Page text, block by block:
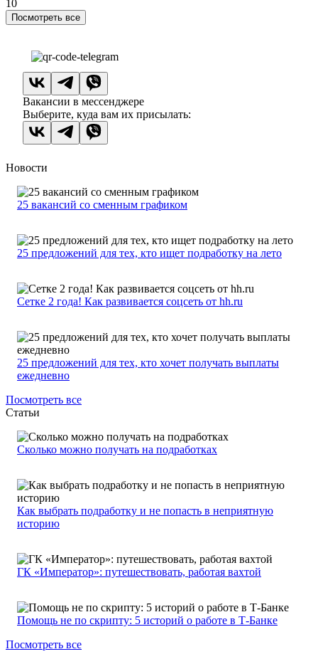
10
Посмотреть все
Вакансии в мессенджере
Выберите, куда вам их присылать:
Новости
25 вакансий со сменным графиком
25 предложений для тех, кто ищет подработку на лето
Сетке 2 года! Как развивается соцсеть от hh.ru
25 предложений для тех, кто хочет получать выплаты
ежедневно
Посмотреть все
Статьи
Сколько можно получать на подработках
Как выбрать подработку и не попасть в неприятную
историю
ГК «Император»: путешествовать, работая вахтой
Помощь не по скрипту: 5 историй о работе в Т-Банке
Посмотреть все